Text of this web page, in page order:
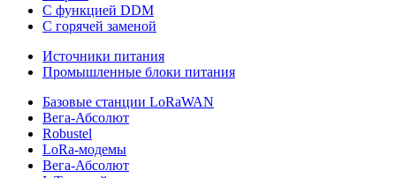
С функцией DDM
С горячей заменой
Источники питания
Промышленные блоки питания
Базовые станции LoRaWAN
Вега-Абсолют
Robustel
LoRa-модемы
Вега-Абсолют